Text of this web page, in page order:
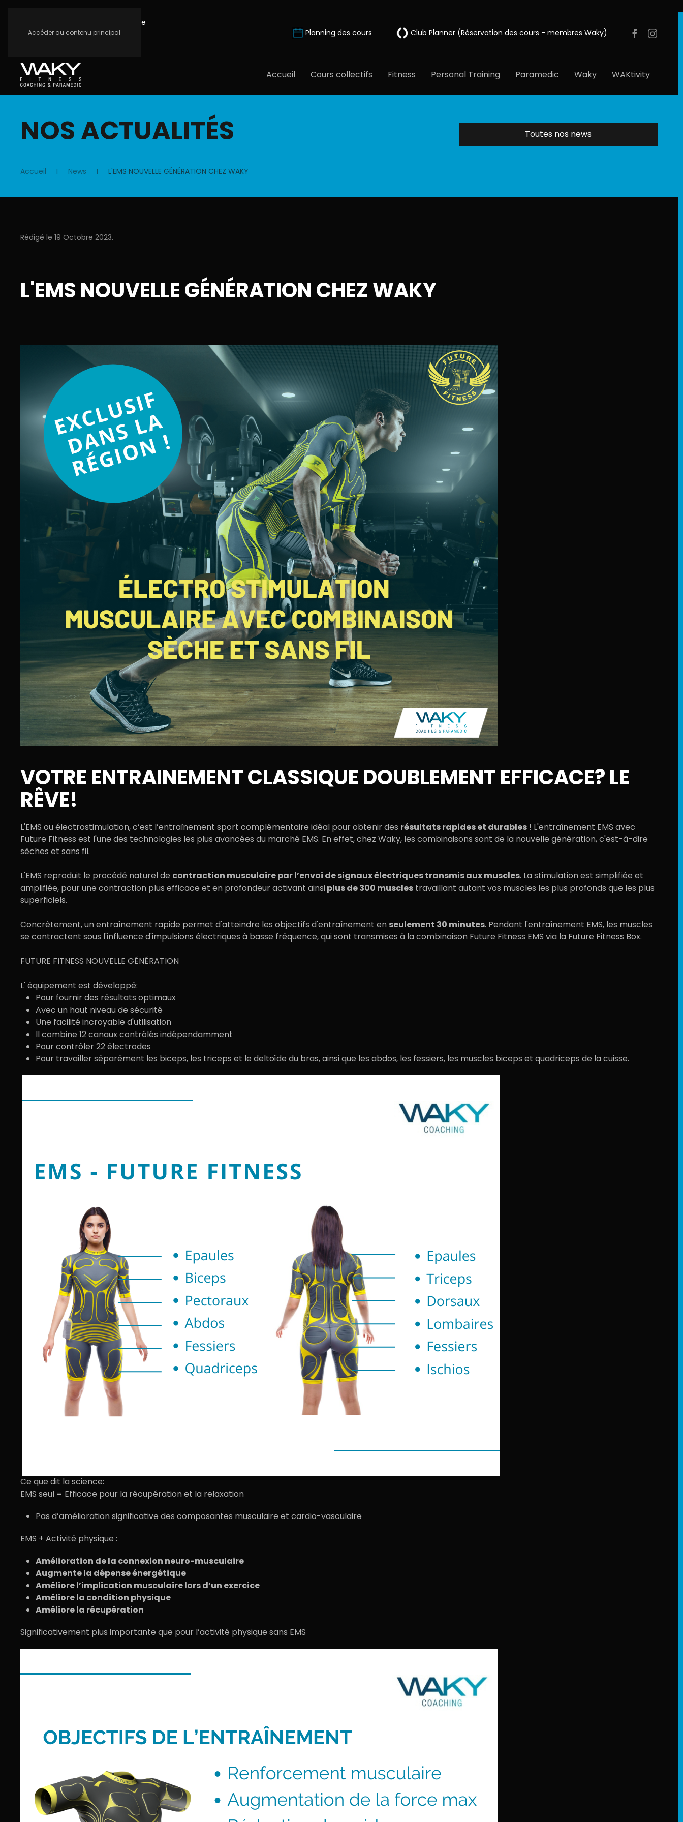
Accéder au contenu principal
info@waky.be
Planning des cours
Club Planner (Réservation des cours - membres Waky)
Accueil Cours collectifs Fitness Personal Training Paramedic Waky WAKtivity
NOS ACTUALITÉS Toutes nos news
Accueil News L'EMS NOUVELLE GÉNÉRATION CHEZ WAKY
Rédigé le 19 Octobre 2023.
L'EMS NOUVELLE GÉNÉRATION CHEZ WAKY
VOTRE ENTRAINEMENT CLASSIQUE DOUBLEMENT EFFICACE? LE
RÊVE!
L'EMS ou électrostimulation, c’est l’entraînement sport complémentaire idéal pour obtenir des résultats rapides et durables ! L'entraînement EMS avec
Future Fitness est l'une des technologies les plus avancées du marché EMS. En effet, chez Waky, les combinaisons sont de la nouvelle génération, c'est-à-dire
sèches et sans fil.
L'EMS reproduit le procédé naturel de contraction musculaire par l’envoi de signaux électriques transmis aux muscles. La stimulation est simplifiée et
amplifiée, pour une contraction plus efficace et en profondeur activant ainsiplus de 300 muscles travaillant autant vos muscles les plus profonds que les plus
superficiels.
Concrètement, un entraînement rapide permet d'atteindre les objectifs d'entraînement en seulement 30 minutes. Pendant l'entraînement EMS, les muscles
se contractent sous l'influence d'impulsions électriques à basse fréquence, qui sont transmises à la combinaison Future Fitness EMS via la Future Fitness Box.
FUTURE FITNESS NOUVELLE GÉNÉRATION
L' équipement est développé:
Pour fournir des résultats optimaux
Avec un haut niveau de sécurité
Une facilité incroyable d'utilisation
Il combine 12 canaux contrôlés indépendamment
Pour contrôler 22 électrodes
Pour travailler séparément les biceps, les triceps et le deltoïde du bras, ainsi que les abdos, les fessiers, les muscles biceps et quadriceps de la cuisse.
Ce que dit la science:
EMS seul = Efficace pour la récupération et la relaxation
Pas d’amélioration significative des composantes musculaire et cardio-vasculaire
EMS + Activité physique :
Amélioration de la connexion neuro-musculaire
Augmente la dépense énergétique
Améliore l’implication musculaire lors d’un exercice
Améliore la condition physique
Améliore la récupération
Significativement plus importante que pour l’activité physique sans EMS